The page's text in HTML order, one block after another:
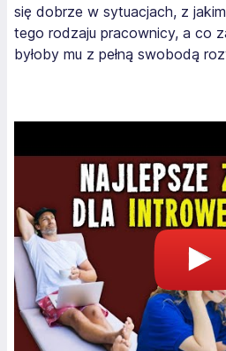
się dobrze w sytuacjach, z
tego rodzaju pracownicy, a co
byłoby mu z pełną swobodą